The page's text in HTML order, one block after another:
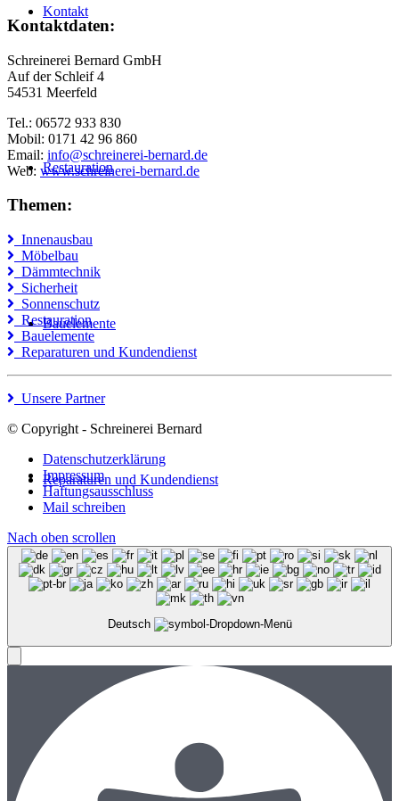
Kontakt
Restauration
Bauelemente
Reparaturen und Kundendienst
Kontaktdaten:
Schreinerei Bernard GmbH
Auf der Schleif 4
54531 Meerfeld
Tel.: 06572 933 830
Mobil: 0171 42 96 860
Email: info@schreinerei-bernard.de
Web: www.schreinerei-bernard.de
Themen:
Innenausbau
Möbelbau
Dämmtechnik
Sicherheit
Sonnenschutz
Restauration
Bauelemente
Reparaturen und Kundendienst
Unsere Partner
© Copyright - Schreinerei Bernard
Datenschutzerklärung
Impressum
Haftungsausschluss
Mail schreiben
Nach oben scrollen
Deutsch